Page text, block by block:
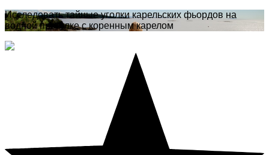
Исследовать тайные уголки карельских фьордов на
водной прогулке с коренным карелом